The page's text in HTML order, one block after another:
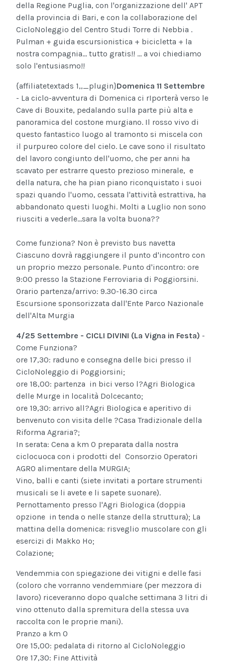
della Regione Puglia, con l'organizzazione dell' APT
della provincia di Bari, e con la collaborazione del
CicloNoleggio del Centro Studi Torre di Nebbia .
Pulman + guida escursionistica + bicicletta + la
nostra compagnia... tutto gratis!! ... a voi chiediamo
solo l'entusiasmo!!
{affiliatetextads 1,,_plugin}Domenica 11 Settembre
- La ciclo-avventura di Domenica ci rIporterà verso le
Cave di Bouxite, pedalando sulla parte più alta e
panoramica del costone murgiano. Il rosso vivo di
questo fantastico luogo al tramonto si miscela con
il purpureo colore del cielo. Le cave sono il risultato
del lavoro congiunto dell'uomo, che per anni ha
scavato per estrarre questo prezioso minerale, e
della natura, che ha pian piano riconquistato i suoi
spazi quando l'uomo, cessata l'attività estrattiva, ha
abbandonato questi luoghi. Molti a Luglio non sono
riusciti a vederle...sara la volta buona??
Come funziona? Non è previsto bus navetta
Ciascuno dovrà raggiungere il punto d'incontro con
un proprio mezzo personale. Punto d'incontro: ore
9:00 presso la Stazione Ferroviaria di Poggiorsini.
Orario partenza/arrivo: 9.30-16.30 circa
Escursione sponsorizzata dall'Ente Parco Nazionale
dell'Alta Murgia
4/25 Settembre - CICLI DIVINI (La Vigna in Festa) -
Come Funziona?
ore 17,30: raduno e consegna delle bici presso il
CicloNoleggio di Poggiorsini;
ore 18,00: partenza in bici verso l?Agri Biologica
delle Murge in località Dolcecanto;
ore 19,30: arrivo all?Agri Biologica e aperitivo di
benvenuto con visita delle ?Casa Tradizionale della
Riforma Agraria?;
In serata: Cena a km 0 preparata dalla nostra
ciclocuoca con i prodotti del Consorzio Operatori
AGRO alimentare della MURGIA;
Vino, balli e canti (siete invitati a portare strumenti
musicali se li avete e li sapete suonare).
Pernottamento presso l'Agri Biologica (doppia
opzione in tenda o nelle stanze della struttura); La
mattina della domenica: risveglio muscolare con gli
esercizi di Makko Ho;
Colazione;
Vendemmia con spiegazione dei vitigni e delle fasi
(coloro che vorranno vendemmiare (per mezzora di
lavoro) riceveranno dopo qualche settimana 3 litri di
vino ottenuto dalla spremitura della stessa uva
raccolta con le proprie mani).
Pranzo a km 0
Ore 15,00: pedalata di ritorno al CicloNoleggio
Ore 17,30: Fine Attività